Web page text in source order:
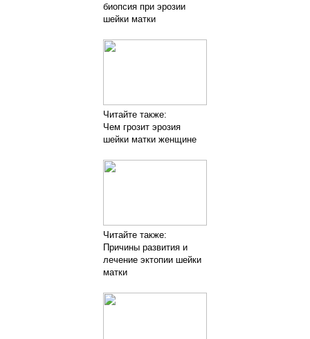
биопсия при эрозии
шейки матки
Читайте также:
Чем грозит эрозия
шейки матки женщине
Читайте также:
Причины развития и
лечение эктопии шейки
матки